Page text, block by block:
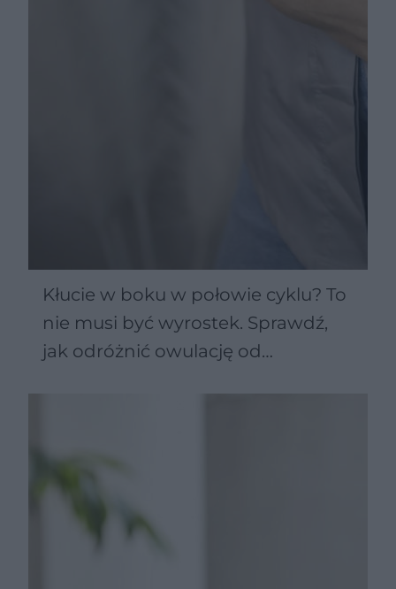
Kłucie w boku w połowie cyklu? To
nie musi być wyrostek. Sprawdź,
jak odróżnić owulację od